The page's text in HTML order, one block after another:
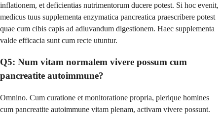
inflationem, et deficientias nutrimentorum ducere potest. Si hoc evenit,
medicus tuus supplementa enzymatica pancreatica praescribere potest
quae cum cibis capis ad adiuvandum digestionem. Haec supplementa
valde efficacia sunt cum recte utuntur.
Q5: Num vitam normalem vivere possum cum
pancreatite autoimmune?
Omnino. Cum curatione et monitoratione propria, plerique homines
cum pancreatite autoimmune vitam plenam, activam vivere possunt.